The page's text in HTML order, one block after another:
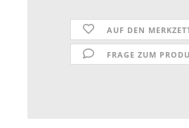
AUF DEN
FRAGE ZUM